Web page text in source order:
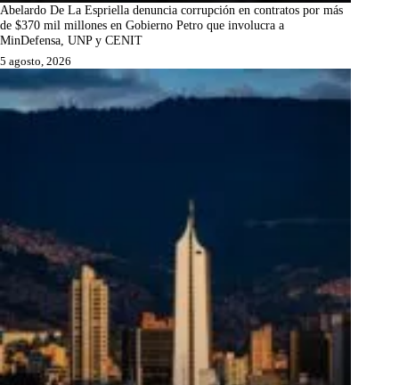
Abelardo De La Espriella denuncia corrupción en contratos por más
de $370 mil millones en Gobierno Petro que involucra a
MinDefensa, UNP y CENIT
5 agosto, 2026